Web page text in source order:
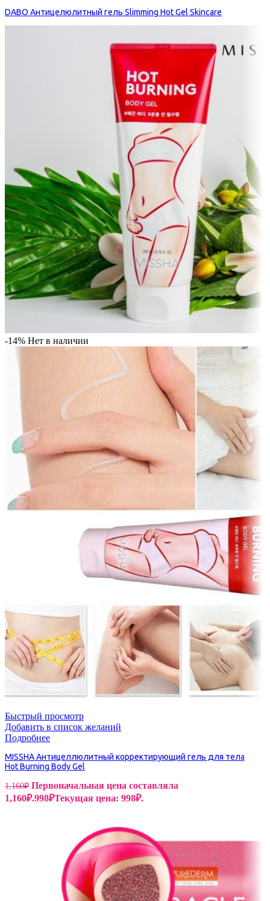
DABO Антицелюлитный гель Slimming Hot Gel Skincare
-14% Нет в наличии
Быстрый просмотр
Добавить в список желаний
Подробнее
MISSHA Антицеллюлитный корректирующий гель для тела
Hot Burning Body Gel
1,160₽ Первоначальная цена составляла
1,160₽.998₽Текущая цена: 998₽.